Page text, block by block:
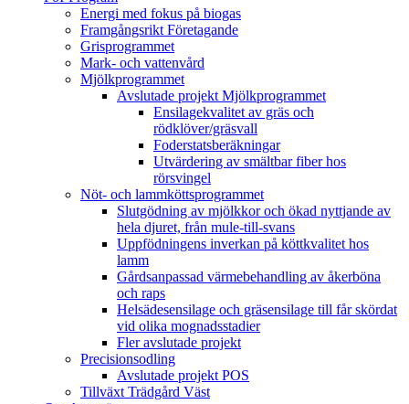
Energi med fokus på biogas
Framgångsrikt Företagande
Grisprogrammet
Mark- och vattenvård
Mjölkprogrammet
Avslutade projekt Mjölkprogrammet
Ensilagekvalitet av gräs och
rödklöver/gräsvall
Foderstatsberäkningar
Utvärdering av smältbar fiber hos
rörsvingel
Nöt- och lammköttsprogrammet
Slutgödning av mjölkkor och ökad nyttjande av
hela djuret, från mule-till-svans
Uppfödningens inverkan på köttkvalitet hos
lamm
Gårdsanpassad värmebehandling av åkerböna
och raps
Helsädesensilage och gräsensilage till får skördat
vid olika mognadsstadier
Fler avslutade projekt
Precisionsodling
Avslutade projekt POS
Tillväxt Trädgård Väst